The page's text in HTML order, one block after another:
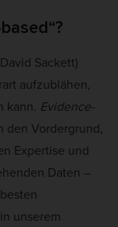
Sackett)
aufzublähen,
kann. Evidence-
Vordergrund,
Expertise und
Daten –
unserem